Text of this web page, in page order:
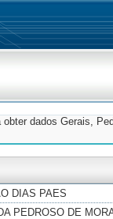
dados Gerais,
DIAS PAES
PEDROSO DE